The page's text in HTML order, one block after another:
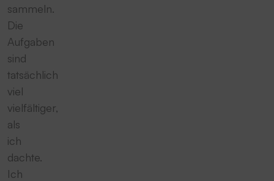
sammeln.
Die
Aufgaben
sind
tatsächlich
viel
vielfältiger,
als
ich
dachte.
Ich